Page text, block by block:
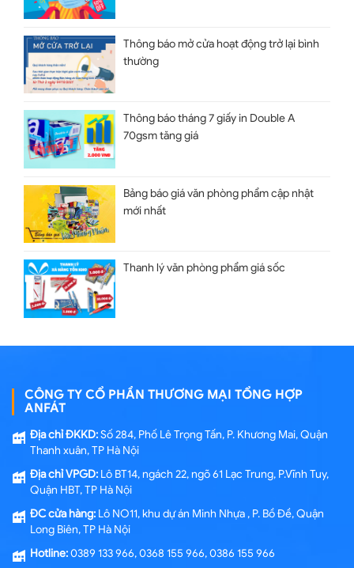
Thông báo mở cửa hoạt động trở lại bình
thường
Thông báo tháng 7 giấy in Double A
70gsm tăng giá
Bảng báo giá văn phòng phẩm cập nhật
mới nhất
Thanh lý văn phòng phẩm giá sốc
CÔNG TY CỔ PHẦN THƯƠNG MẠI TỔNG HỢP
ANFÁT
Địa chỉ ĐKKD:Số 284, Phố Lê Trọng Tấn, P. Khương Mai, Quận
Thanh xuân, TP Hà Nội
Địa chỉ VPGD: Lô BT14, ngách 22, ngõ 61 Lạc Trung, P.Vĩnh Tuy,
Quận HBT, TP Hà Nội
ĐC cửa hàng: Lô NO11, khu dự án Minh Nhựa , P. Bồ Đề, Quận
Long Biên, TP Hà Nội
Hotline:0389 133 966, 0368 155 966, 0386 155 966